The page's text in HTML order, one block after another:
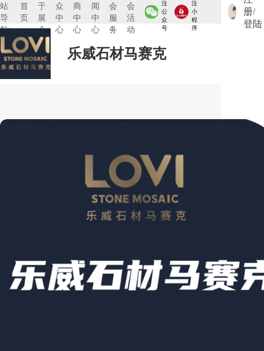
站
导
航:
首
页
于
展
会
众
中
心
商
中
心
闻
中
心
会
服
务
会
活
动
注
公
众
号
注
小
程
序
册/
登陆
乐威石材马赛克